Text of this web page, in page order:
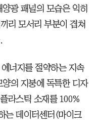
광 패널의 모습은 익히
리 모서리 부분이 겹쳐
너지를 절약하는 지속
의 지붕에 독특한 디자
라스틱 소재를 100%
는 데이터센터(마이크